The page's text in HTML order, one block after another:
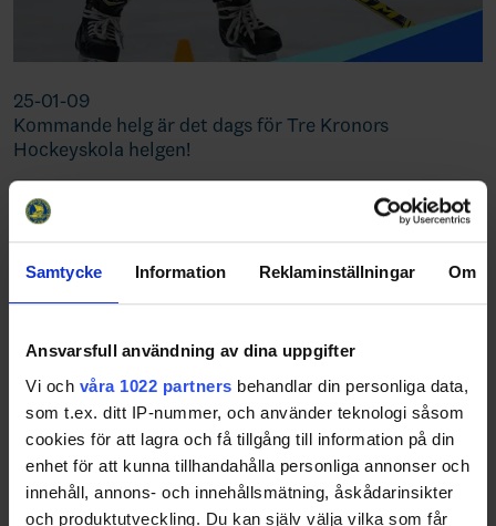
Samtycke Information Reklaminställningar Om
Ansvarsfull användning av dina uppgifter
Vi och våra 1022 partners behandlar din personliga data,
som t.ex. ditt IP-nummer, och använder teknologi såsom
cookies för att lagra och få tillgång till information på din
enhet för att kunna tillhandahålla personliga annonser och
innehåll, annons- och innehållsmätning, åskådarinsikter
och produktutveckling. Du kan själv välja vilka som får
25-01-09
Kommande helg är det dags för Tre Kronors
Hockeyskola helgen!
Snart startar verksamheten för
Team 2025 upp
25-01-08
I början av februari startar vi upp Team 2025
Pucklaget för killar. Mer information om du går in på
nyheten
1 2 3 4 5 6 7 8 9 10 11
12
13
14 15 16 17 18 19 20 21
22